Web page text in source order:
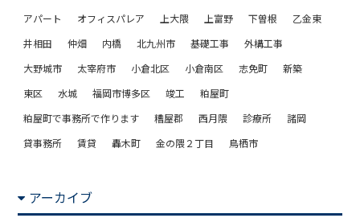
アパート オフィスパレア 上大隈 上富野 下曽根
乙金東
井相田
仲畑 内橋 北九州市 基礎工事
外構工事
大野城市
太宰府市 小倉北区 小倉南区 志免町
新築
東区
水城 福岡市博多区 竣工
粕屋町
粕屋町で事務所で作ります
糟屋郡 西月隈 診療所
諸岡
貸事務所
賃貸 轟木町 金の隈２丁目 鳥栖市
アーカイブ